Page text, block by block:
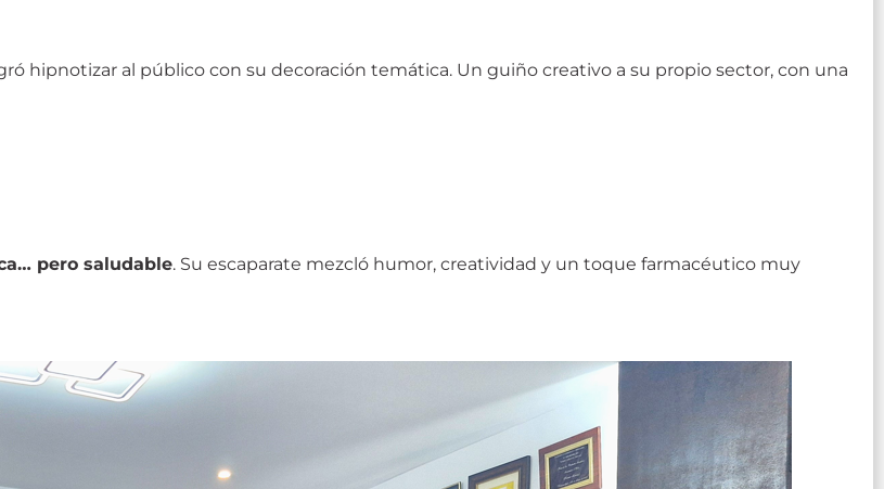
hipnotizar al público con su decoración temática. Un guiño creativo a su propio sector, con una
pero saludable. Su escaparate mezcló humor, creatividad y un toque farmacéutico muy